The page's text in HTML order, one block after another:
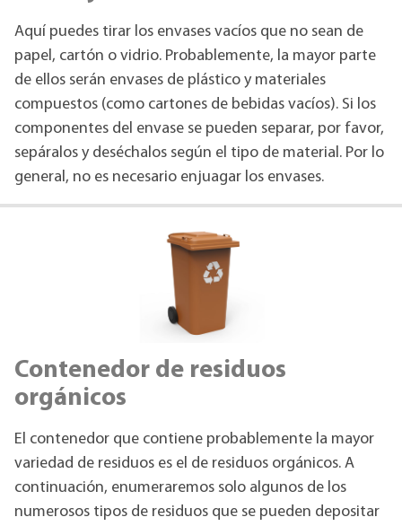
Aquí puedes tirar los envases vacíos que no sean de
papel, cartón o vidrio. Probablemente, la mayor parte
de ellos serán envases de plástico y materiales
compuestos (como cartones de bebidas vacíos). Si los
componentes del envase se pueden separar, por favor,
sepáralos y deséchalos según el tipo de material. Por lo
general, no es necesario enjuagar los envases.
Contenedor de residuos
orgánicos
El contenedor que contiene probablemente la mayor
variedad de residuos es el de residuos orgánicos. A
continuación, enumeraremos solo algunos de los
numerosos tipos de residuos que se pueden depositar